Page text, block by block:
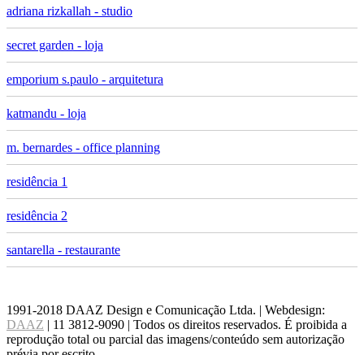
adriana rizkallah - studio
secret garden - loja
emporium s.paulo - arquitetura
katmandu - loja
m. bernardes - office planning
residência 1
residência 2
santarella - restaurante
1991-2018 DAAZ Design e Comunicação Ltda. | Webdesign:
DAAZ | 11 3812-9090 | Todos os direitos reservados. É proibida a
reprodução total ou parcial das imagens/conteúdo sem autorização